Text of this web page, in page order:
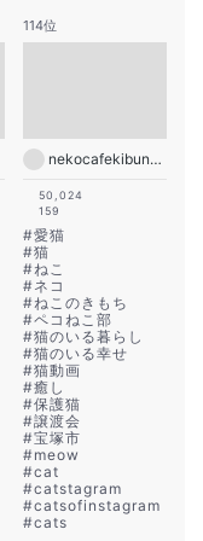
114位
nekocafekibunya
50,024
159
#愛猫
#猫
#ねこ
#ネコ
#ねこのきもち
#ペコねこ部
#猫のいる暮らし
#猫のいる幸せ
#猫動画
#癒し
#保護猫
#譲渡会
#宝塚市
#meow
#cat
#catstagram
#catsofinstagram
#cats